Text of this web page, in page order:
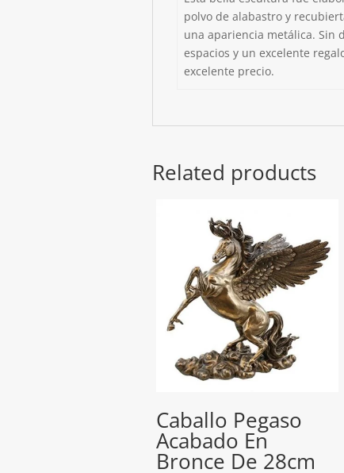
polvo de alabastro y
una apariencia metálica. Sin
espacios y un excelente
excelente precio.
Related products
Caballo Pegaso
Acabado En
Bronce De 28cm